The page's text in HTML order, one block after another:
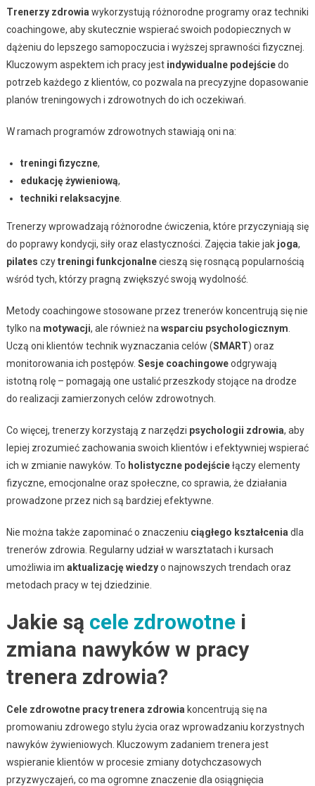
Trenerzy zdrowia wykorzystują różnorodne programy oraz techniki
coachingowe, aby skutecznie wspierać swoich podopiecznych w
dążeniu do lepszego samopoczucia i wyższej sprawności fizycznej.
Kluczowym aspektem ich pracy jest indywidualne podejściedo
potrzeb każdego z klientów, co pozwala na precyzyjne dopasowanie
planów treningowych i zdrowotnych do ich oczekiwań.
W ramach programów zdrowotnych stawiają oni na:
treningi fizyczne,
edukację żywieniową,
techniki relaksacyjne.
Trenerzy wprowadzają różnorodne ćwiczenia, które przyczyniają się
do poprawy kondycji, siły oraz elastyczności. Zajęcia takie jak joga,
pilates czytreningi funkcjonalnecieszą się rosnącą popularnością
wśród tych, którzy pragną zwiększyć swoją wydolność.
Metody coachingowe stosowane przez trenerów koncentrują się nie
tylko na motywacji, ale również na wsparciu psychologicznym
Uczą oni klientów technik wyznaczania celów (SMART) oraz
monitorowania ich postępów. Sesje coachingoweodgrywają
istotną rolę – pomagają one ustalić przeszkody stojące na drodze
do realizacji zamierzonych celów zdrowotnych.
Co więcej, trenerzy korzystają z narzędzi psychologii zdrowia, aby
lepiej zrozumieć zachowania swoich klientów i efektywniej wspierać
ich w zmianie nawyków. To holistyczne podejściełączy elementy
fizyczne, emocjonalne oraz społeczne, co sprawia, że działania
prowadzone przez nich są bardziej efektywne.
Nie można także zapominać o znaczeniu ciągłego kształcenia dla
trenerów zdrowia. Regularny udział w warsztatach i kursach
umożliwia im aktualizację wiedzyo najnowszych trendach oraz
metodach pracy w tej dziedzinie.
Jakie są cele zdrowotnei
zmiana nawyków w pracy
trenera zdrowia?
Cele zdrowotne pracy trenera zdrowia koncentrują się na
promowaniu zdrowego stylu życia oraz wprowadzaniu korzystnych
nawyków żywieniowych. Kluczowym zadaniem trenera jest
wspieranie klientów w procesie zmiany dotychczasowych
przyzwyczajeń, co ma ogromne znaczenie dla osiągnięcia